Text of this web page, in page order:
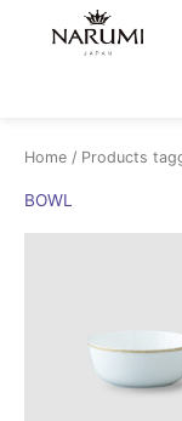
Home / Products
BOWL